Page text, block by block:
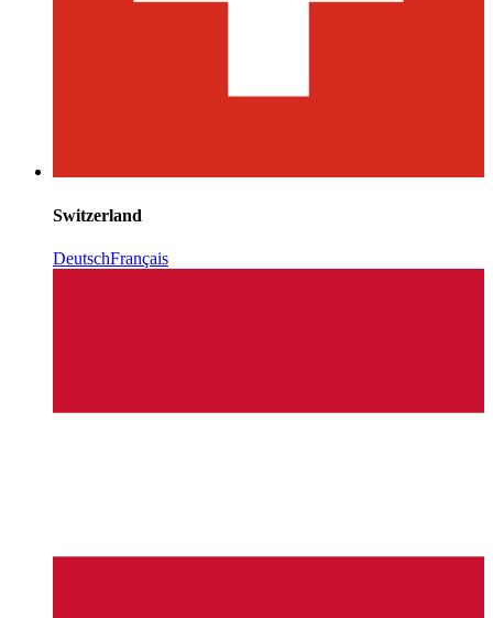
Switzerland
DeutschFrançais